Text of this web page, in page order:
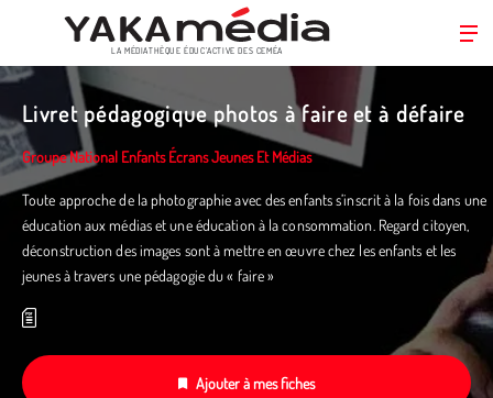
Aller
contenu
principal
LA MÉDIATHÈQUE ÉDUC’ACTIVE DES CEMÉA
Livret pédagogique photos à faire et à défaire
Groupe National Enfants Écrans Jeunes Et Médias
Toute approche de la photographie avec des enfants s’inscrit à la fois dans une
éducation aux médias et une éducation à la consommation. Regard citoyen,
déconstruction des images sont à mettre en œuvre chez les enfants et les
jeunes à travers une pédagogie du « faire »
Ajouter à mes fiches